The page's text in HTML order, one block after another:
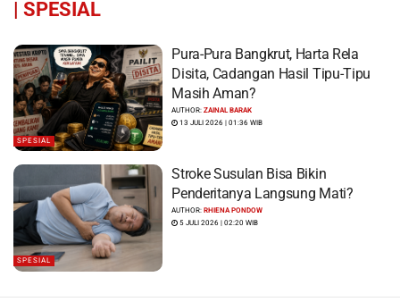
| SPESIAL
SPESIAL
Pura-Pura Bangkrut, Harta Rela
Disita, Cadangan Hasil Tipu-Tipu
Masih Aman?
AUTHOR:ZAINAL BARAK
13 JULI 2026 | 01:36 WIB
SPESIAL
Stroke Susulan Bisa Bikin
Penderitanya Langsung Mati?
AUTHOR:RHIENA PONDOW
5 JULI 2026 | 02:20 WIB